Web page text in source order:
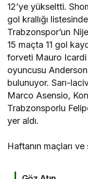
12’ye yükseltti.
gol krallığı
Trabzonspor’un
15 maçta 11 gol
forveti Mauro Icardi
oyuncusu Anderson
bulunuyor. Sarı-
Marco Asensio,
Trabzonsporlu
yer aldı.
Haftanın maçları ve